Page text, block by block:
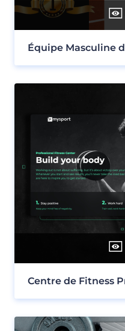
Équipe Masculine
Centre de Fitness